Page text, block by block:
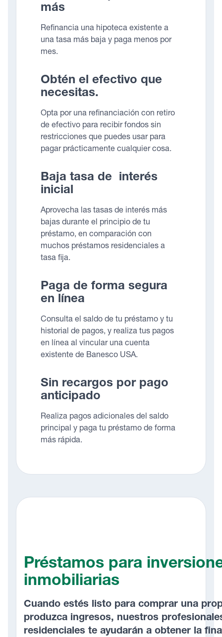
más
Refinancia una hipoteca existente a
una tasa más baja y paga menos por
mes.
Obtén el efectivo que
necesitas.
Opta por una refinanciación con retiro
de efectivo para recibir fondos sin
restricciones que puedes usar para
pagar prácticamente cualquier cosa.
Baja tasa de interés
inicial
Aprovecha las tasas de interés más
bajas durante el principio de tu
préstamo, en comparación con
muchos préstamos residenciales a
tasa fija.
Paga de forma segura
en línea
Consulta el saldo de tu préstamo y tu
historial de pagos, y realiza tus pagos
en línea al vincular una cuenta
existente de Banesco USA.
Sin recargos por pago
anticipado
Realiza pagos adicionales del saldo
principal y paga tu préstamo de forma
más rápida.
Préstamos para
inmobiliarias
Cuando estés listo para comprar una
produzca ingresos, nuestros
residenciales te ayudarán a obtener la